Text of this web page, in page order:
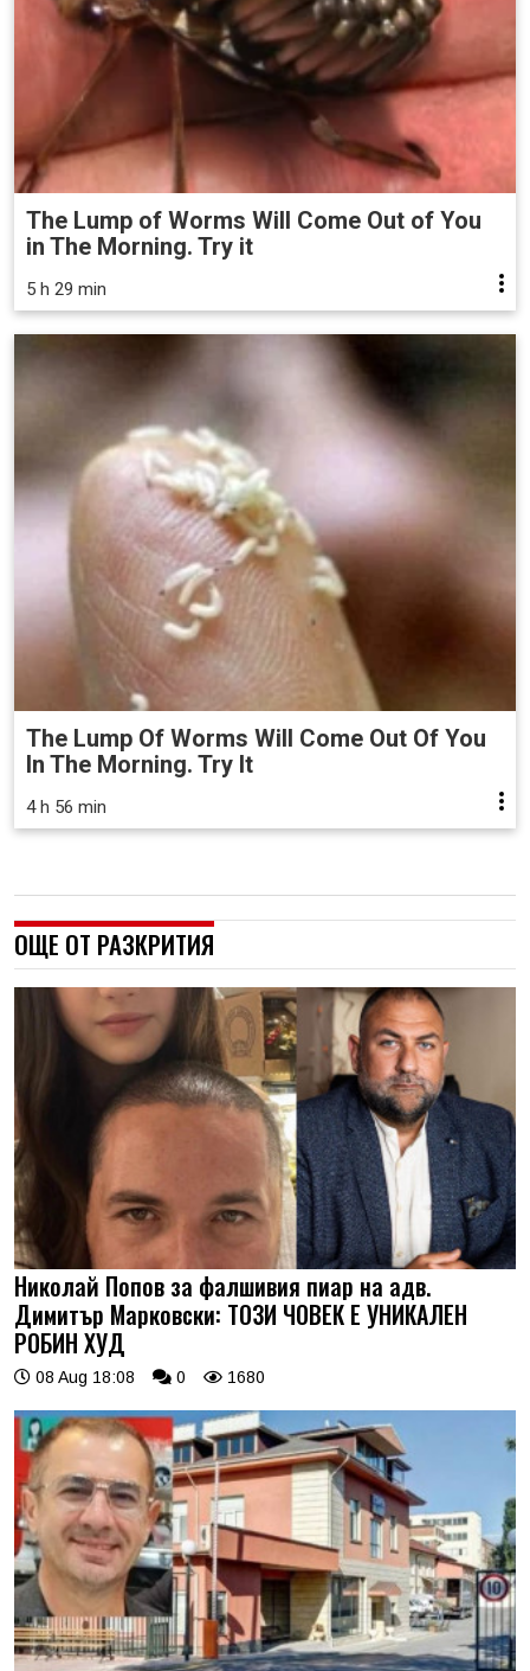
The Lump of Worms Will Come Out of You
in The Morning. Try it
5 h 29 min
The Lump Of Worms Will Come Out Of You
In The Morning. Try It
4 h 56 min
ОЩЕ ОТ РАЗКРИТИЯ
Николай Попов за фалшивия пиар на адв.
Димитър Марковски: ТОЗИ ЧОВЕК Е УНИКАЛЕН
РОБИН ХУД
08 Aug 18:08 0 1680